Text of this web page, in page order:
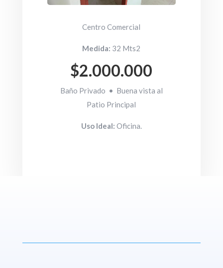
Centro Comercial
Medida: 32 Mts2
$2.000.000
Baño Privado • Buena vista al
Patio Principal
Uso Ideal: Oficina.